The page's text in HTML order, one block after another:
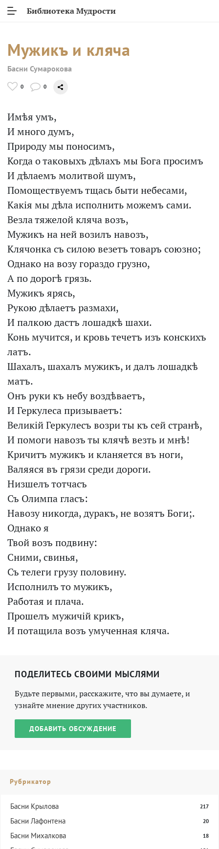
Библиотека Мудрости
Мужикъ и кляча
Басни Сумарокова
0 0
Имѣя умъ,
И много думъ,
Природу мы поносимъ,
Когда о таковыхъ дѣлахъ мы Бога просимъ
И дѣлаемъ молитвой шумъ,
Помоществуемъ тщась быти небесами,
Какія мы дѣла исполнить можемъ сами.
Везла тяжелой кляча возъ,
Мужикъ на ней возилъ навозъ,
Клячонка съ силою везетъ товаръ союзно;
Однако на возу гораздо грузно,
А по дорогѣ грязь.
Мужикъ ярясь,
Рукою дѣлаетъ размахи,
И палкою дастъ лошадкѣ шахи.
Конь мучится, и кровь течетъ изъ конскихъ
латъ.
Шахалъ, шахалъ мужикъ, и далъ лошадкѣ
матъ.
Онъ руки къ небу воздѣваетъ,
И Геркулеса призываетъ:
Великій Геркулесъ возри ты къ сей странѣ,
И помоги навозъ ты клячѣ везть и мнѣ!
Кричитъ мужикъ и кланяется въ ноги,
Валяяся въ грязи среди дороги.
Низшелъ тотчасъ
Съ Олимпа гласъ:
Навозу никогда, дуракъ, не возятъ Боги;.
Однако я
Твой возъ подвину:
Сними, свинья,
Съ телеги грузу половину.
Исполнилъ то мужикъ,
Работая и плача.
Прошелъ мужичій крикъ,
И потащила возъ умученная кляча.
ПОДЕЛИТЕСЬ СВОИМИ МЫСЛЯМИ
Будьте первыми, расскажите, что вы думаете, и
узнайте мнение других участников.
ДОБАВИТЬ ОБСУЖДЕНИЕ
Рубрикатор
Басни Крылова 217
Басни Лафонтена 20
Басни Михалкова 18